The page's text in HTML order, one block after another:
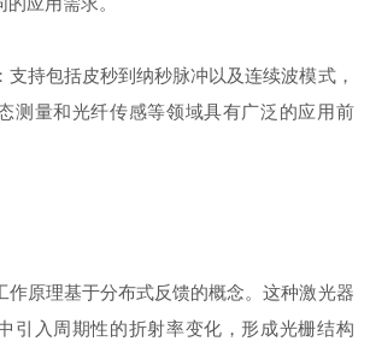
持包括皮秒到纳秒脉冲以及连续波模式，
测量和光纤传感等领域具有广泛的应用前
原理基于分布式反馈的概念。这种激光器
引入周期性的折射率变化，形成光栅结构